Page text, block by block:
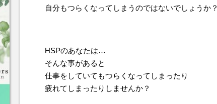
自分もつらくなってしまうのではないでしょうか？
HSPのあなたは…
そんな事があると
仕事をしていてもつらくなってしまったり
疲れてしまったりしませんか？